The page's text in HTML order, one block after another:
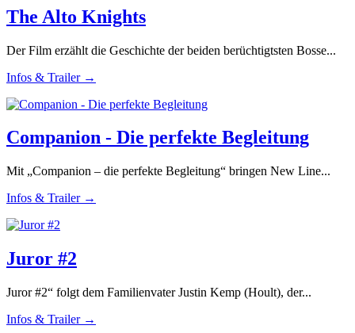
The Alto Knights
Der Film erzählt die Geschichte der beiden berüchtigtsten Bosse...
Infos & Trailer →
Companion - Die perfekte Begleitung
Mit „Companion – die perfekte Begleitung“ bringen New Line...
Infos & Trailer →
Juror #2
Juror #2“ folgt dem Familienvater Justin Kemp (Hoult), der...
Infos & Trailer →